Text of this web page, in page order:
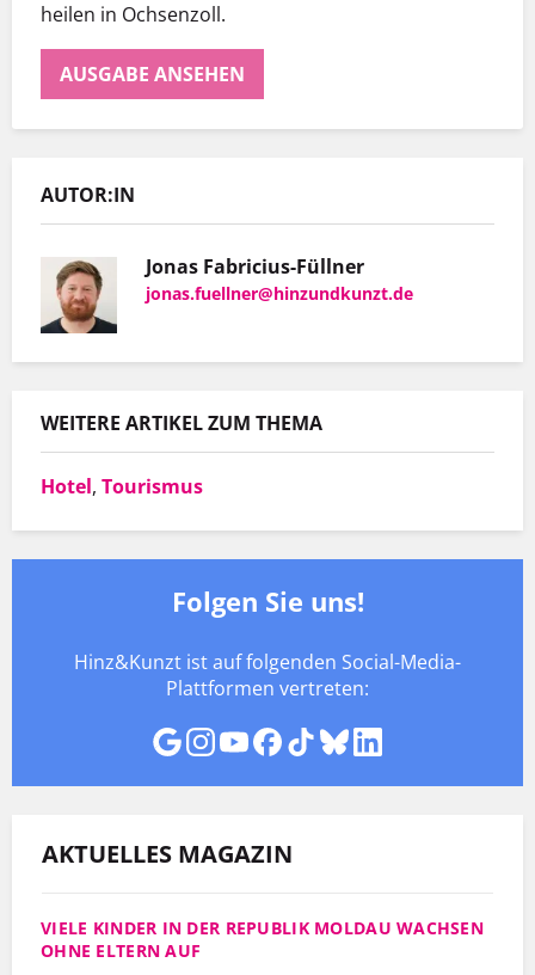
heilen in Ochsenzoll.
AUSGABE ANSEHEN
AUTOR:IN
Jonas Fabricius-Füllner
jonas.fuellner@hinzundkunzt.de
WEITERE ARTIKEL ZUM THEMA
Hotel, Tourismus
Folgen Sie uns!
Hinz&Kunzt ist auf folgenden Social-Media-
Plattformen vertreten:
AKTUELLES MAGAZIN
VIELE KINDER IN DER REPUBLIK MOLDAU WACHSEN
OHNE ELTERN AUF